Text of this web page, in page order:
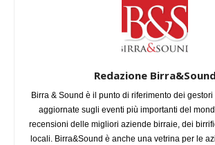
Redazione Birra&Sound
Birra & Sound è il punto di riferimento dei
aggiornate sugli eventi più importanti del
recensioni delle migliori aziende birraie, dei
locali. Birra&Sound è anche una vetrina per le